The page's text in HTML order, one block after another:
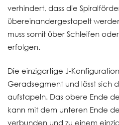
verhindert, dass die
übereinandergestapelt
muss somit über Schleifen
erfolgen.
Die einzigartige J-
Geradsegment und lässt sich
aufstapeln. Das obere Ende
kann mit dem unteren Ende
verbunden und zu einem